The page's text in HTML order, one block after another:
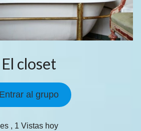
El closet
Entrar al grupo
, 1 Vistas hoy